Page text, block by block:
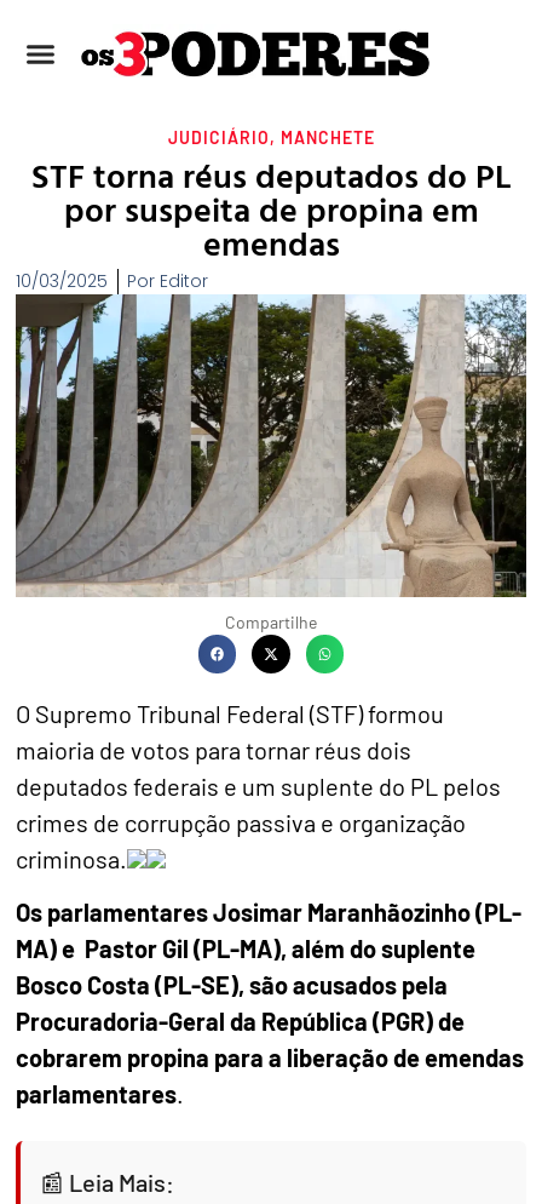
JUDICIÁRIO, MANCHETE
STF torna réus deputados do PL
por suspeita de propina em
emendas
10/03/2025 Por Editor
Compartilhe
O Supremo Tribunal Federal (STF) formou
maioria de votos para tornar réus dois
deputados federais e um suplente do PL pelos
crimes de corrupção passiva e organização
criminosa.
Os parlamentares Josimar Maranhãozinho (PL-
MA) e Pastor Gil (PL-MA), além do suplente
Bosco Costa (PL-SE), são acusados pela
Procuradoria-Geral da República (PGR) de
cobrarem propina para a liberação de emendas
parlamentares.
Leia Mais: